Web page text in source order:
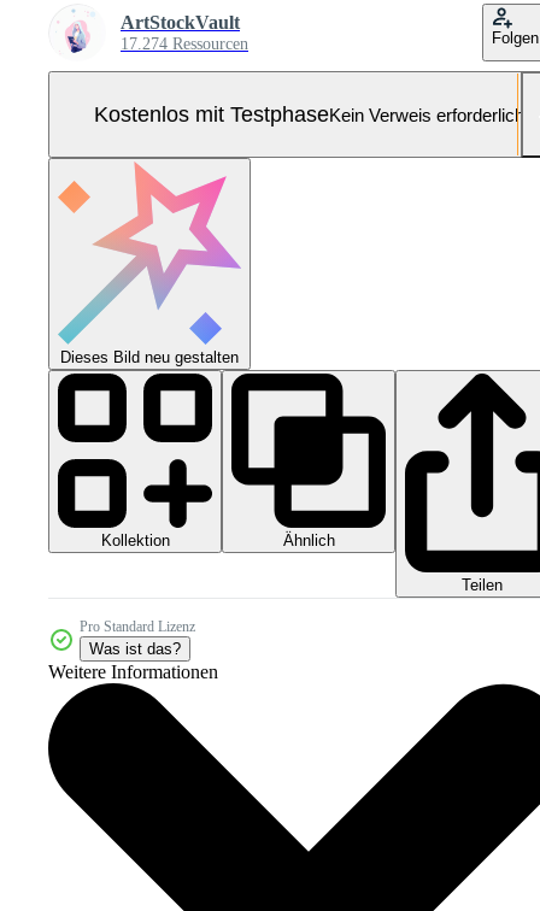
ArtStockVault
17.274 Ressourcen Folgen
Kostenlos mit TestphaseKein Verweis erforderlich
Dieses Bild neu gestalten
Kollektion Ähnlich
Teilen
Pro Standard Lizenz
Was ist das?
Weitere Informationen